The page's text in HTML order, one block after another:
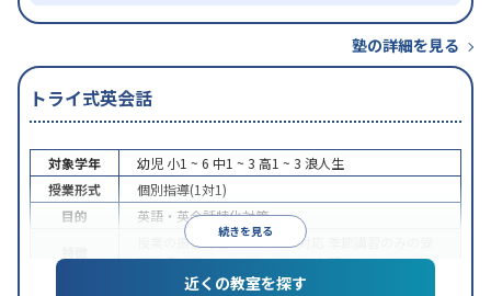
塾の詳細を見る
トライ式英会話
続きを見る
対象学年 幼児 小1 ~ 6 中1 ~ 3 高1 ~ 3 浪人生
授業形式
個別指導(1対1)
目的
英語・英会話特化対策
授業の振替可能オンライン対応
講可発達障害の子どもに対応自習室あり
近くの教室を探す